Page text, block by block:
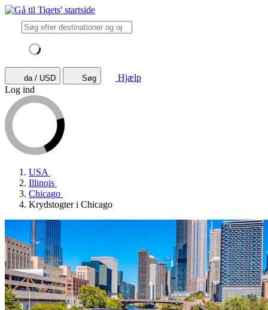
da / USD Søg
Hjælp
Log ind
USA
Illinois
Chicago
Krydstogter i Chicago